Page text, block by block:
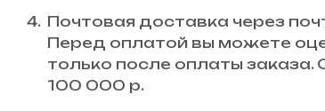
Почтовая доставка через
Перед оплатой вы можете
только после оплаты
100 000 р.